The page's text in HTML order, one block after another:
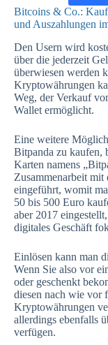
Bitcoins & Co.:
und Auszahlungen
Den Usern wird
über die jederzeit
überwiesen werden
Kryptowährungen
Weg, der Verkauf
Wallet ermöglicht.
Eine weitere
Bitpanda zu kaufen,
Karten namens
Zusammenarbeit mit
eingeführt, womit
50 bis 500 Euro
aber 2017
digitales Geschäft
Einlösen kann man
Wenn Sie also vor
oder geschenkt
diesen nach wie vor
Kryptowährungen
allerdings ebenfalls
verfügen.